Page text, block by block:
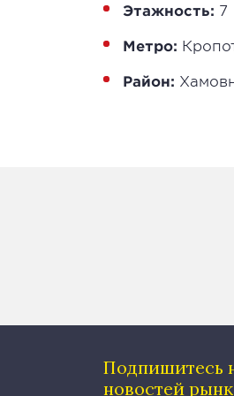
Этажность: 7
Метро:
Район:
Подпишитесь
новостей